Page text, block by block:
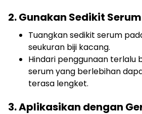
2. Gunakan Sedikit Serum
Tuangkan sedikit serum
seukuran biji kacang.
Hindari penggunaan terlalu
serum yang berlebihan
terasa lengket.
3. Aplikasikan dengan